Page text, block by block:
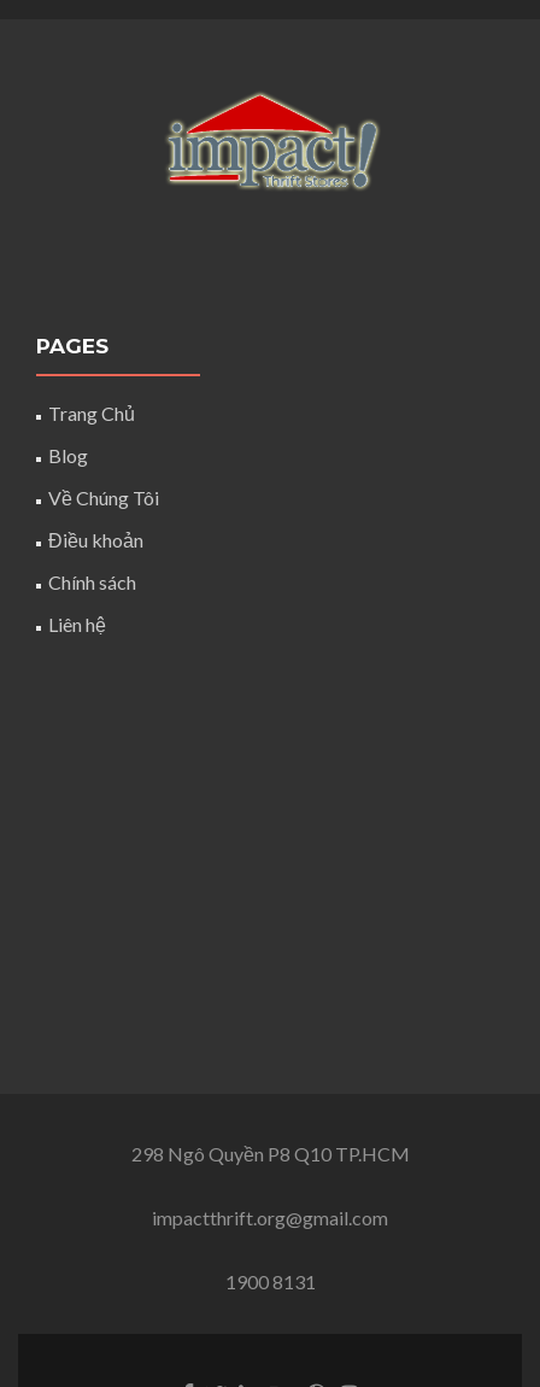
PAGES
Trang Chủ
Blog
Về Chúng Tôi
Điều khoản
Chính sách
Liên hệ
298 Ngô Quyền P8 Q10 TP.HCM
impactthrift.org@gmail.com
1900 8131